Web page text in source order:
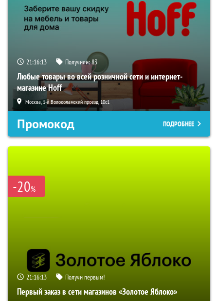
21:16:12 Получили:83
Любые товары во всей розничной сети и интернет-
магазине Hoff
Москва, 1-й Волоколамский проезд, 10с1
Промокод ПОДРОБНЕЕ
-20%
21:16:12 Получи первым!
Первый заказ в сети магазинов «Золотое Яблоко»